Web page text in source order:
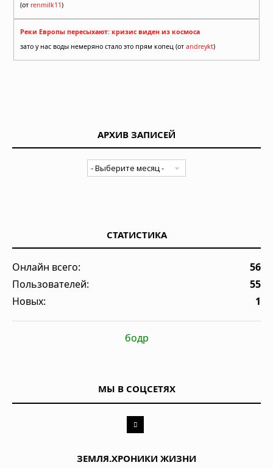
(от renmilk11)
Реки Европы пересыхают: кризис виден из космоса
зато у нас воды немеряно стало это прям копец (от andreykt)
АРХИВ ЗАПИСЕЙ
СТАТИСТИКА
Онлайн всего:
56
Пользователей:
55
Новых:
1
бодр
МЫ В СОЦСЕТЯХ
ЗЕМЛЯ.ХРОНИКИ ЖИЗНИ